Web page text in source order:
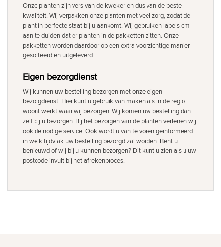
Onze planten zijn vers van de kweker en dus van de beste
kwaliteit. Wij verpakken onze planten met veel zorg, zodat de
plant in perfecte staat bij u aankomt. Wij gebruiken labels om
aan te duiden dat er planten in de pakketten zitten. Onze
pakketten worden daardoor op een extra voorzichtige manier
gesorteerd en uitgeleverd.
Eigen bezorgdienst
Wij kunnen uw bestelling bezorgen met onze eigen
bezorgdienst. Hier kunt u gebruik van maken als in de regio
woont werkt waar wij bezorgen. Wij komen uw bestelling dan
zelf bij u bezorgen. Bij het bezorgen van de planten verlenen wij
ook de nodige service. Ook wordt u van te voren geïnformeerd
in welk tijdvlak uw bestelling bezorgd zal worden. Bent u
benieuwd of wij bij u kunnen bezorgen? Dit kunt u zien als u uw
postcode invult bij het afrekenproces.